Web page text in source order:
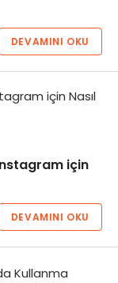
DEVAMINI OKU
için
DEVAMINI OKU